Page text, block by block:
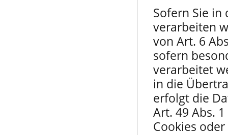
Sofern Sie
verarbeiten
von Art. 6
sofern
verarbeitet
in die
erfolgt die
Art. 49 Abs.
Cookies